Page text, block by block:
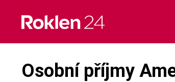
content
Osobní příjmy